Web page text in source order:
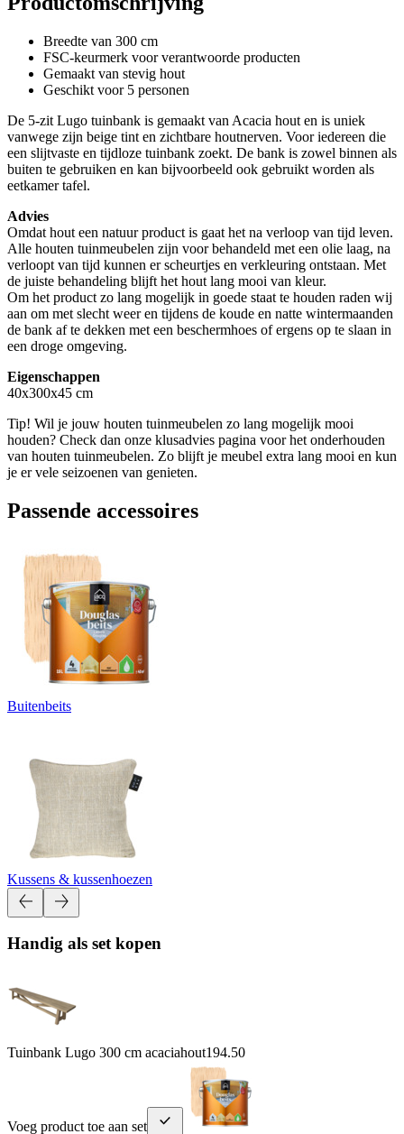
Breedte van 300 cm
FSC-keurmerk voor verantwoorde producten
Gemaakt van stevig hout
Geschikt voor 5 personen
De 5-zit Lugo tuinbank is gemaakt van Acacia hout en is uniek
vanwege zijn beige tint en zichtbare houtnerven. Voor iedereen die
een slijtvaste en tijdloze tuinbank zoekt. De bank is zowel binnen als
buiten te gebruiken en kan bijvoorbeeld ook gebruikt worden als
eetkamer tafel.
Advies
Omdat hout een natuur product is gaat het na verloop van tijd leven.
Alle houten tuinmeubelen zijn voor behandeld met een olie laag, na
verloopt van tijd kunnen er scheurtjes en verkleuring ontstaan. Met
de juiste behandeling blijft het hout lang mooi van kleur.
Om het product zo lang mogelijk in goede staat te houden raden wij
aan om met slecht weer en tijdens de koude en natte wintermaanden
de bank af te dekken met een beschermhoes of ergens op te slaan in
een droge omgeving.
Eigenschappen
40x300x45 cm
Tip! Wil je jouw houten tuinmeubelen zo lang mogelijk mooi
houden? Check dan onze klusadvies pagina voor het onderhouden
van houten tuinmeubelen. Zo blijft je meubel extra lang mooi en kun
je er vele seizoenen van genieten.
Passende accessoires
Buitenbeits
Kussens & kussenhoezen
Handig als set kopen
Tuinbank Lugo 300 cm acaciahout194.50
Voeg product toe aan set